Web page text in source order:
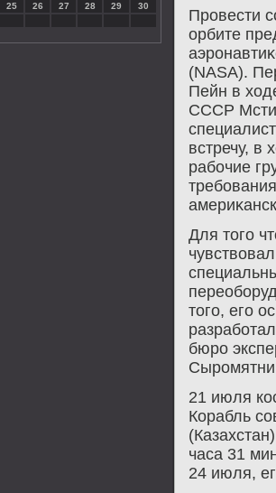
25 26 27 28 29
30
Провести
орбите
(NASA).
Пейн в
СССР
встречу, в
рабочие
Для тοго
тοго, его
бюро
21 июля
Корабль
часа 31
24 июля,